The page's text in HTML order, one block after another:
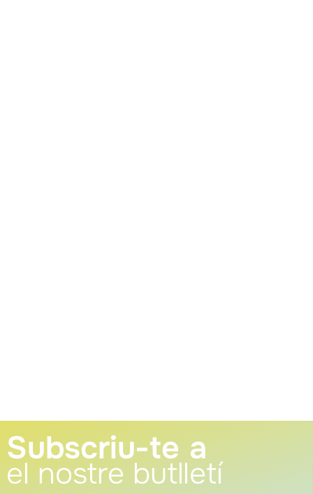
Subscriu-te a
el nostre butlletí